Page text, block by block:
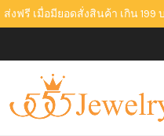
ส่งฟรี เมื่อมียอดสั่งสินค้า เกิน 199